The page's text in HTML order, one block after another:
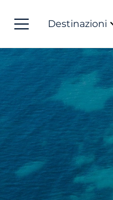
Destinazioni